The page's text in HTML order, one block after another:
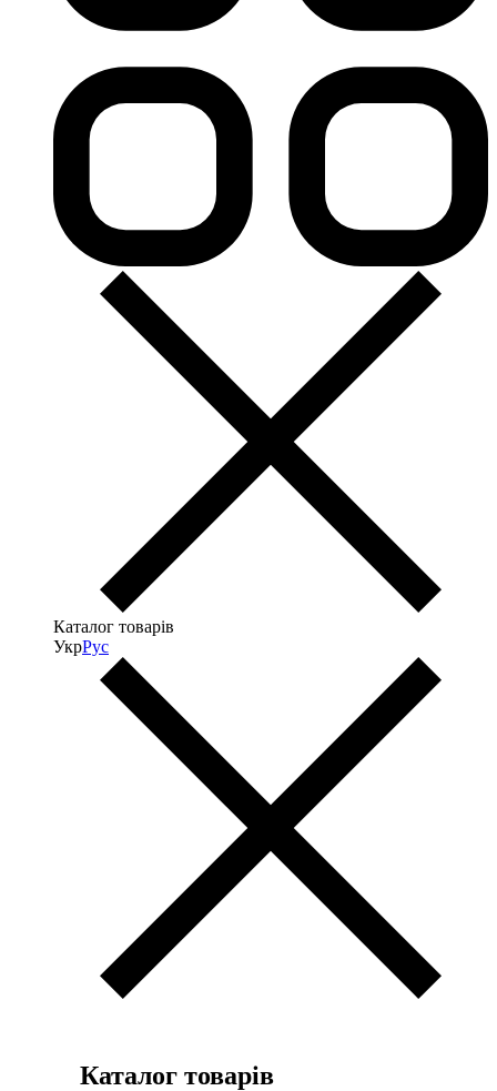
Каталог товарів
УкрРус
Каталог товарів